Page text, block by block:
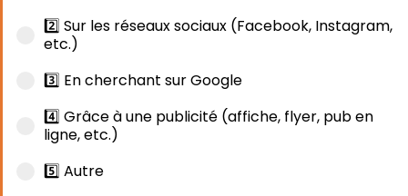
2️⃣ Sur les réseaux sociaux (Facebook, Instagram,
etc.)
3️⃣ En cherchant sur Google
4️⃣ Grâce à une publicité (affiche, flyer, pub en
ligne, etc.)
5️⃣ Autre